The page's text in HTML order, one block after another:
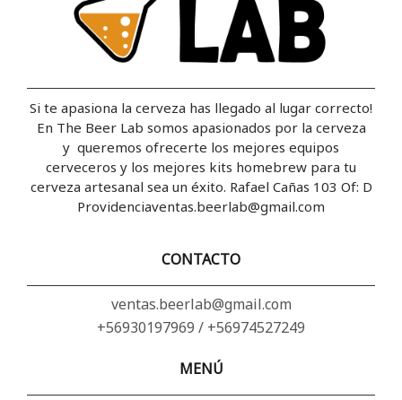
Si te apasiona la cerveza has llegado al lugar correcto!
En The Beer Lab somos apasionados por la cerveza
y queremos ofrecerte los mejores equipos
cerveceros y los mejores kits homebrew para tu
cerveza artesanal sea un éxito. Rafael Cañas 103 Of: D
Providenciaventas.beerlab@gmail.com
CONTACTO
ventas.beerlab@gmail.com
+56930197969 / +56974527249
MENÚ